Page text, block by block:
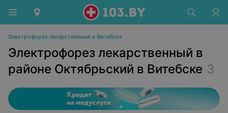
Электрофорез лекарственный в Витебске
Электрофорез лекарственный в
районе Октябрьский в Витебске 3